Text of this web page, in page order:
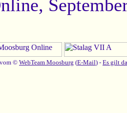
© WebTeam Moosburg (E-Mail) - Es gilt